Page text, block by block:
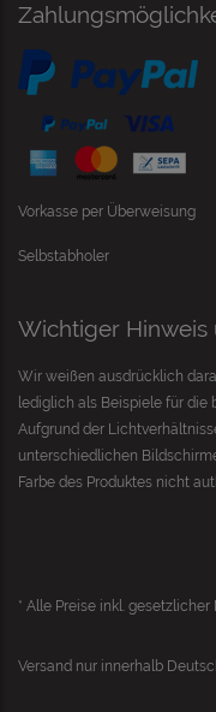
Vorkasse per Überweisung
Selbstabholer
Wichtiger Hinweis
Wir weißen ausdrücklich
lediglich als Beispiele für die
Aufgrund der
unterschiedlichen
Farbe des Produktes nicht
* Alle Preise inkl. gesetzlicher
Versand nur innerhalb